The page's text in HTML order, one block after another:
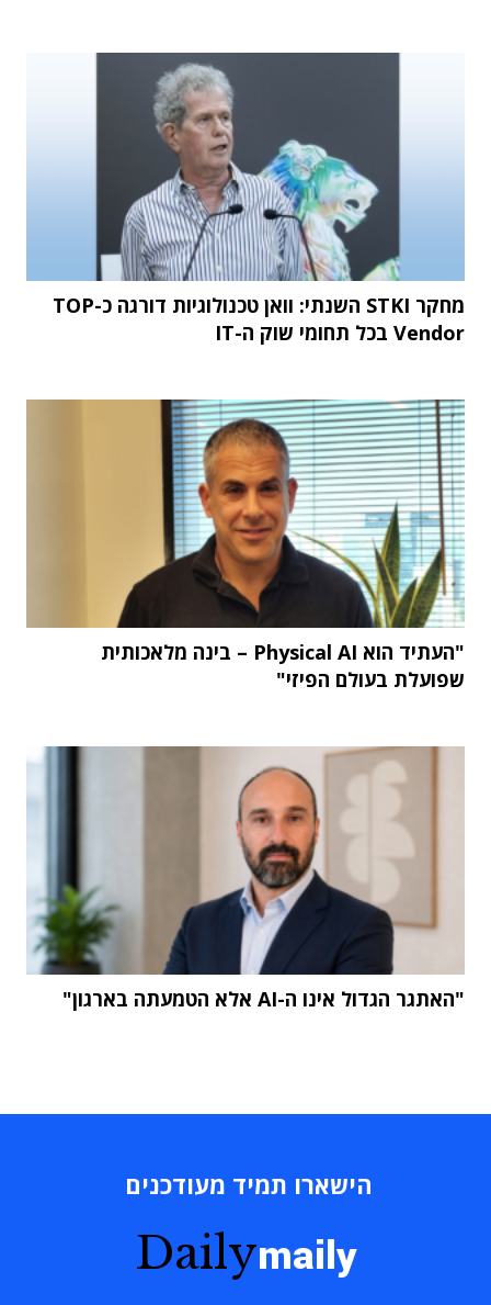
מחקר STKI השנתי: וואן טכנולוגיות דורגה כ-TOP
Vendor בכל תחומי שוק ה-IT
"העתיד הוא Physical AI – בינה מלאכותית
שפועלת בעולם הפיזי"
"האתגר הגדול אינו ה-AI אלא הטמעתה בארגון"
הישארו תמיד מעודכנים
Dailymaily